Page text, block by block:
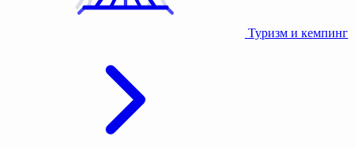
Туризм и кемпинг